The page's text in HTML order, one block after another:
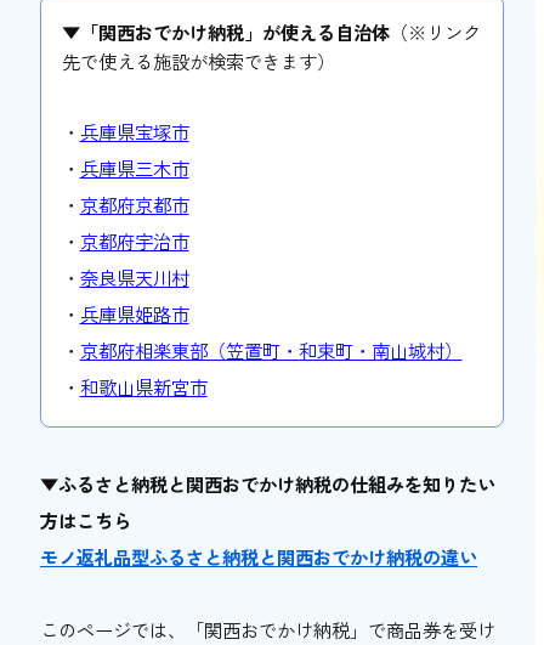
▼「関西おでかけ納税」が使える自治体（※リンク
先で使える施設が検索できます）
・ 兵庫県宝塚市
・ 兵庫県三木市
・ 京都府京都市
・ 京都府宇治市
・ 奈良県天川村
・ 兵庫県姫路市
・ 京都府相楽東部（笠置町・和束町・南山城村）
・ 和歌山県新宮市
▼ふるさと納税と関西おでかけ納税の仕組みを知りたい
方はこちら
モノ返礼品型ふるさと納税と関西おでかけ納税の違い
このページでは、「関西おでかけ納税」で商品券を受け